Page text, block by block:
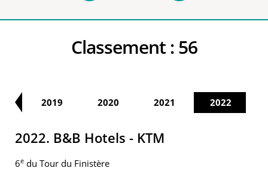
Classement :56
2019 2020 2021 2022
2022. B&B Hotels - KTM
6e du Tour du Finistère